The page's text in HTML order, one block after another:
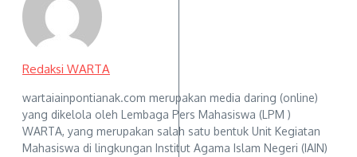
Redaksi WARTA
wartaiainpontianak.com merupakan media daring (online)
yang dikelola oleh Lembaga Pers Mahasiswa (LPM )
WARTA, yang merupakan salah satu bentuk Unit Kegiatan
Mahasiswa di lingkungan Institut Agama Islam Negeri (IAIN)